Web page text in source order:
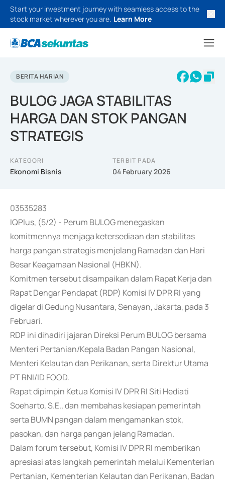
Start your investment journey with seamless access to the
stock market wherever you are. Learn More
BERITA HARIAN
BULOG JAGA STABILITAS
HARGA DAN STOK PANGAN
STRATEGIS
KATEGORI
Ekonomi Bisnis
TERBIT PADA
04 February 2026
03535283
IQPlus, (5/2) - Perum BULOG menegaskan
komitmennya menjaga ketersediaan dan stabilitas
harga pangan strategis menjelang Ramadan dan Hari
Besar Keagamaan Nasional (HBKN).
Komitmen tersebut disampaikan dalam Rapat Kerja dan
Rapat Dengar Pendapat (RDP) Komisi IV DPR RI yang
digelar di Gedung Nusantara, Senayan, Jakarta, pada 3
Februari.
RDP ini dihadiri jajaran Direksi Perum BULOG bersama
Menteri Pertanian/Kepala Badan Pangan Nasional,
Menteri Kelautan dan Perikanan, serta Direktur Utama
PT RNI/ID FOOD.
Rapat dipimpin Ketua Komisi IV DPR RI Siti Hediati
Soeharto, S.E., dan membahas kesiapan pemerintah
serta BUMN pangan dalam mengamankan stok,
pasokan, dan harga pangan jelang Ramadan.
Dalam forum tersebut, Komisi IV DPR RI memberikan
apresiasi atas langkah pemerintah melalui Kementerian
Pertanian, Kementerian Kelautan dan Perikanan, Badan